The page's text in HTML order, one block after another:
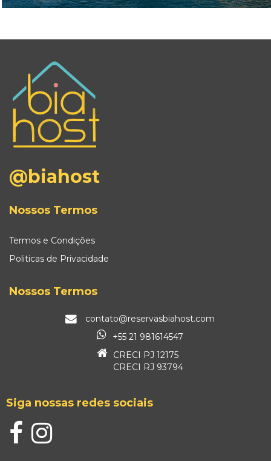
@biahost
Nossos Termos
Termos e Condições
Politicas de Privacidade
Nossos Termos
contato@reservasbiahost.com
+55 21 981614547
CRECI PJ 12175
CRECI RJ 93794
Siga nossas redes sociais